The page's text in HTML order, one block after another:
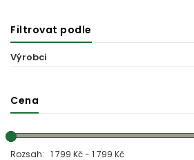
Filtrovat podle
Výrobci
Cena
Rozsah: 1 799 Kč - 1 799 Kč